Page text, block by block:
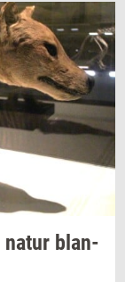
natur blan­